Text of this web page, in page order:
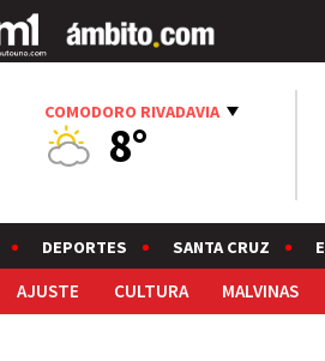
COMODORO RIVADAVIA
8°
DEPORTES SANTA CRUZ
AJUSTE CULTURA MALVINAS